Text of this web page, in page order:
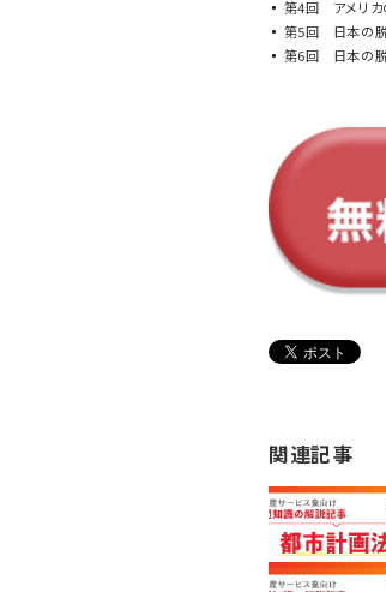
第4回 アメリカ
第5回 日本の
第6回 日本の
関連記事